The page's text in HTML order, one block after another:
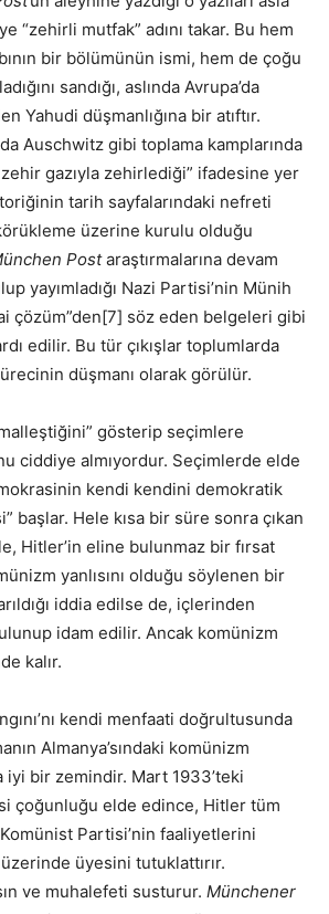
“zehirli mutfak” adını takar. Bu hem
bir bölümünün ismi, hem de çoğu
sandığı, aslında Avrupa’da
Yahudi düşmanlığına bir atıftır.
Auschwitz gibi toplama kamplarında
gazıyla zehirlediği” ifadesine yer
tarih sayfalarındaki nefreti
üzerine kurulu olduğu
Postaraştırmalarına devam
yayımladığı Nazi Partisi’nin Münih
çözüm”den[7] söz eden belgeleri gibi
edilir. Bu tür çıkışlar toplumlarda
düşmanı olarak görülür.
gösterip seçimlere
ciddiye almıyordur. Seçimlerde elde
kendi kendini demokratik
başlar. Hele kısa bir süre sonra çıkan
Hitler’in eline bulunmaz bir fırsat
yanlısını olduğu söylenen bir
iddia edilse de, içlerinden
idam edilir. Ancak komünizm
kalır.
kendi menfaati doğrultusunda
Almanya’sındaki komünizm
iyi bir zemindir. Mart 1933’teki
çoğunluğu elde edince, Hitler tüm
Partisi’nin faaliyetlerini
üyesini tutuklattırır.
ve muhalefeti susturur. Münchener